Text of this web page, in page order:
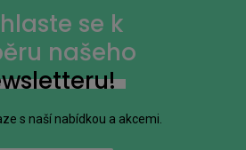
se k
našeho
s naší nabídkou a akcemi.